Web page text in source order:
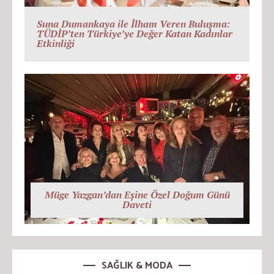
Suna Dumankaya ile İlham Veren Buluşma:
TÜDİP’ten Türkiye’ye Değer Katan Kadınlar
Etkinliği
Müge Yazgan’dan Eşine Özel Doğum Günü
Daveti
SAĞLIK & MODA